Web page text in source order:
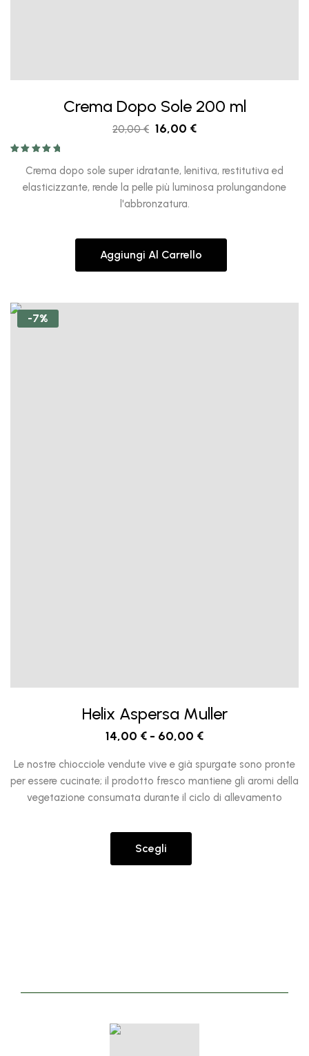
Crema Dopo Sole 200 ml
20,00€ 16,00 €
su 5
Crema dopo sole super idratante, lenitiva, restitutiva ed
elasticizzante, rende la pelle più luminosa prolungandone
l'abbronzatura.
Aggiungi Al Carrello
-7%
Helix Aspersa Muller
14,00 € - 60,00 €
Le nostre chiocciole vendute vive e già spurgate sono pronte
per essere cucinate; il prodotto fresco mantiene gli aromi della
vegetazione consumata durante il ciclo di allevamento
Scegli